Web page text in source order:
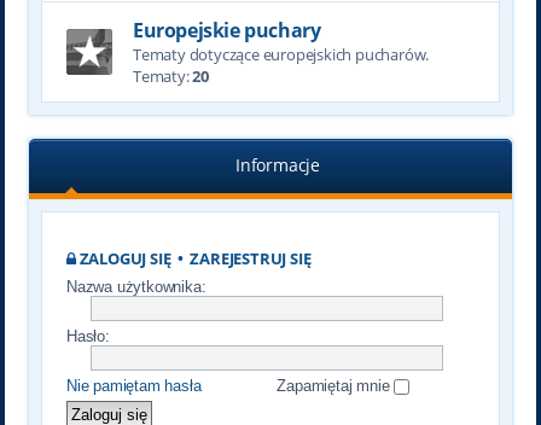
Europejskie puchary
Tematy dotyczące europejskich pucharów.
Tematy:20
Informacje
ZALOGUJ SIĘ•ZAREJESTRUJ SIĘ
Nazwa użytkownika:
Hasło:
Nie pamiętam hasła Zapamiętaj mnie